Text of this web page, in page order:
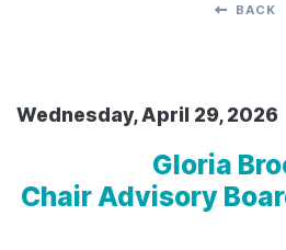
BACK
Wednesday, April 29, 2026
Gloria
Chair Advisory